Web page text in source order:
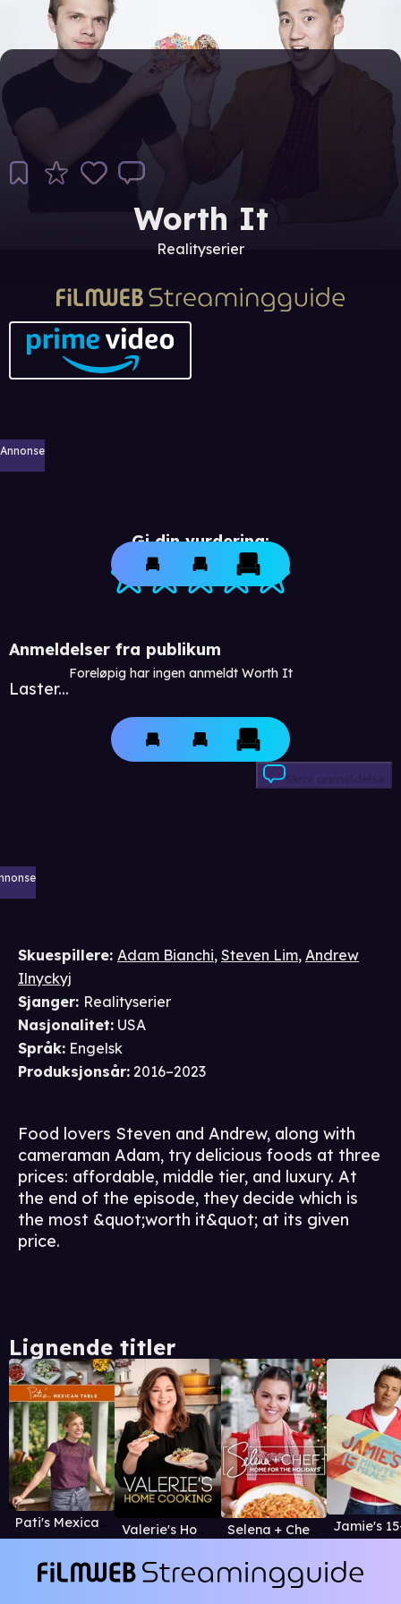
Worth It
Realityserier
Annonse
Gi din vurdering:
Anmeldelser fra publikum
Laster...
Foreløpig har ingen anmeldt Worth It
Skriv anmeldelse
Skuespillere: Adam Bianchi, Steven Lim, Andrew
Ilnyckyj
Sjanger: Realityserier
Nasjonalitet: USA
Språk: Engelsk
Produksjonsår: 2016–2023
Food lovers Steven and Andrew, along with
cameraman Adam, try delicious foods at three
prices: affordable, middle tier, and luxury. At
the end of the episode, they decide which is
the most &quot;worth it&quot; at its given
price.
Lignende titler
Pati's Mexican Table Valerie's Home Cooking Selena + Chef: Home for the Holidays